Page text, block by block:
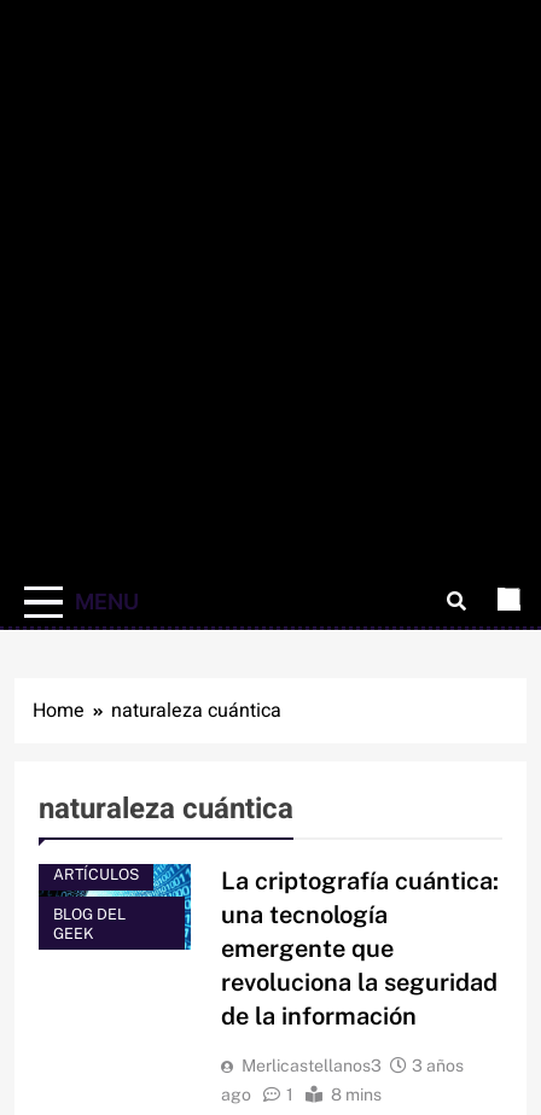
MENU
Home naturaleza cuántica
naturaleza cuántica
ARTÍCULOS
BLOG DEL
GEEK
La criptografía cuántica:
una tecnología
emergente que
revoluciona la seguridad
de la información
Merlicastellanos3
3 años
ago
1 8 mins